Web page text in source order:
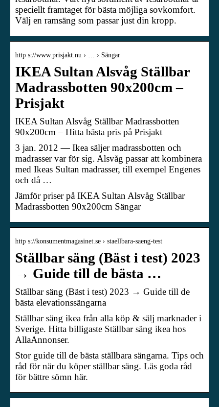
speciellt framtaget för bästa möjliga sovkomfort.
Välj en ramsäng som passar just din kropp.
http s://www.prisjakt.nu › … › Sängar
IKEA Sultan Alsvåg Ställbar
Madrassbotten 90x200cm –
Prisjakt
IKEA Sultan Alsvåg Ställbar Madrassbotten
90x200cm – Hitta bästa pris på Prisjakt
3 jan. 2012 — Ikea säljer madrassbotten och
madrasser var för sig. Alsvåg passar att kombinera
med Ikeas Sultan madrasser, till exempel Engenes
och då …
Jämför priser på IKEA Sultan Alsvåg Ställbar
Madrassbotten 90x200cm Sängar
http s://konsumentmagasinet.se › staellbara-saeng-test
Ställbar säng (Bäst i test) 2023
→ Guide till de bästa …
Ställbar säng (Bäst i test) 2023 → Guide till de
bästa elevationssängarna
Ställbar säng ikea från alla köp & sälj marknader i
Sverige. Hitta billigaste Ställbar säng ikea hos
AllaAnnonser.
Stor guide till de bästa ställbara sängarna. Tips och
råd för när du köper ställbar säng. Läs goda råd
för bättre sömn här.